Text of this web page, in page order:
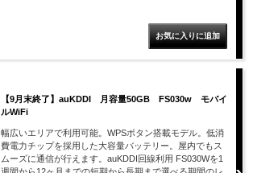
【9月末終了】auKDDI 月容量50GB FS030w モバイ
ルWiFi
幅広いエリアで利用可能。WPSボタン搭載モデル。低消
費電力チップを採用した大容量バッテリー。屋内でもス
ムーズに通信が行えます。auKDDI回線利用 FS030Wを1